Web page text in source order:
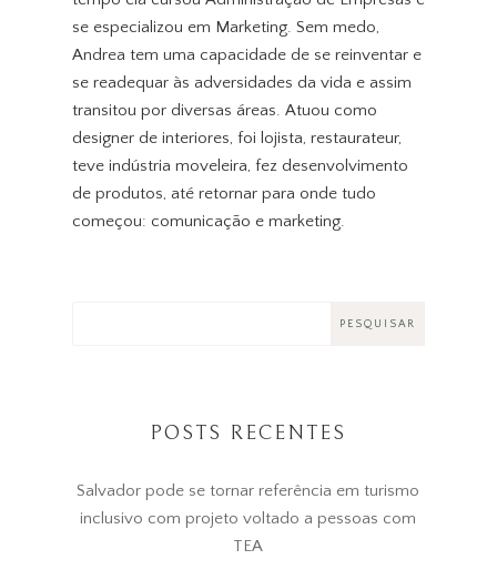
se especializou em Marketing. Sem medo,
Andrea tem uma capacidade de se reinventar e
se readequar às adversidades da vida e assim
transitou por diversas áreas. Atuou como
designer de interiores, foi lojista, restaurateur,
teve indústria moveleira, fez desenvolvimento
de produtos, até retornar para onde tudo
começou: comunicação e marketing.
POSTS RECENTES
Salvador pode se tornar referência em turismo
inclusivo com projeto voltado a pessoas com
TEA